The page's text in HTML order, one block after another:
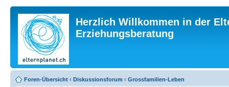
Herzlich Willkommen in der
Erziehungsberatung
Foren-Übersicht ‹ Diskussionsforum ‹ Grossfamilien-Leben